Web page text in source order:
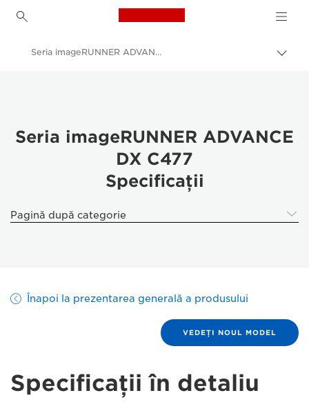
Canon Logo, back to
Produse pentru companii
Imprimante şi faxuri pentru companii
Imprimante multifuncţionale
Seria imageRUNNER ADVANCE DX C477 – Specificaţii
Seria imageRUNNER ADVANCE
DX C477
Specificaţii
Pagină după categorie
Înapoi la prezentarea generală a produsului
VEDEŢI NOUL MODEL
Specificaţii în detaliu